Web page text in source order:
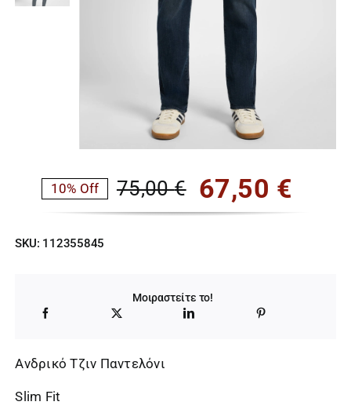
75,00€
Original
75,00 €.
67,50 €
Η
είναι:
67,50 €.
10% Off
SKU: 112355845
Μοιραστείτε το!
Ανδρικό Τζιν Παντελόνι
Slim Fit